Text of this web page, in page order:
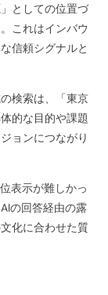
としての位置づ
これはインバウ
信頼シグナルと
検索は、「東京
的な目的や課題
ョンにつながり
表示が難しかっ
の回答経由の露
化に合わせた質